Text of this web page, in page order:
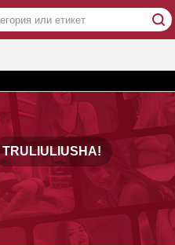
TRULIULIUSHA!